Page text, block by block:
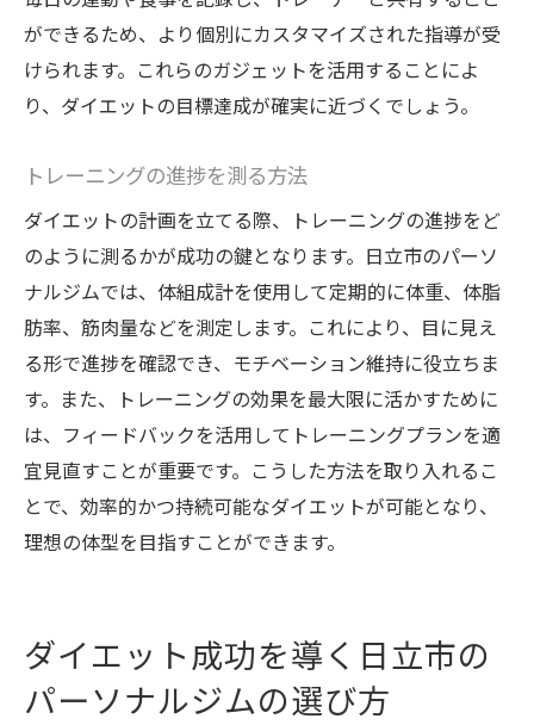
ができるため、より個別にカスタマイズされた指導が受
けられます。これらのガジェットを活用することによ
り、ダイエットの目標達成が確実に近づくでしょう。
トレーニングの進捗を測る方法
ダイエットの計画を立てる際、トレーニングの進捗をど
のように測るかが成功の鍵となります。日立市のパーソ
ナルジムでは、体組成計を使用して定期的に体重、体脂
肪率、筋肉量などを測定します。これにより、目に見え
る形で進捗を確認でき、モチベーション維持に役立ちま
す。また、トレーニングの効果を最大限に活かすために
は、フィードバックを活用してトレーニングプランを適
宜見直すことが重要です。こうした方法を取り入れるこ
とで、効率的かつ持続可能なダイエットが可能となり、
理想の体型を目指すことができます。
ダイエット成功を導く日立市の
パーソナルジムの選び方